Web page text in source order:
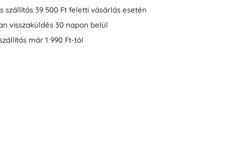
szállítás 39 500 Ft feletti vásárlás esetén
visszaküldés 30 napon belül
már 1 990 Ft-tól